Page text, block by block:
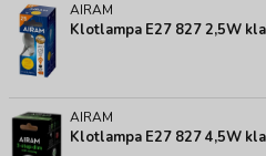
AIRAM
Klotlampa E27 827 2,5W
AIRAM
Klotlampa E27 827 4,5W